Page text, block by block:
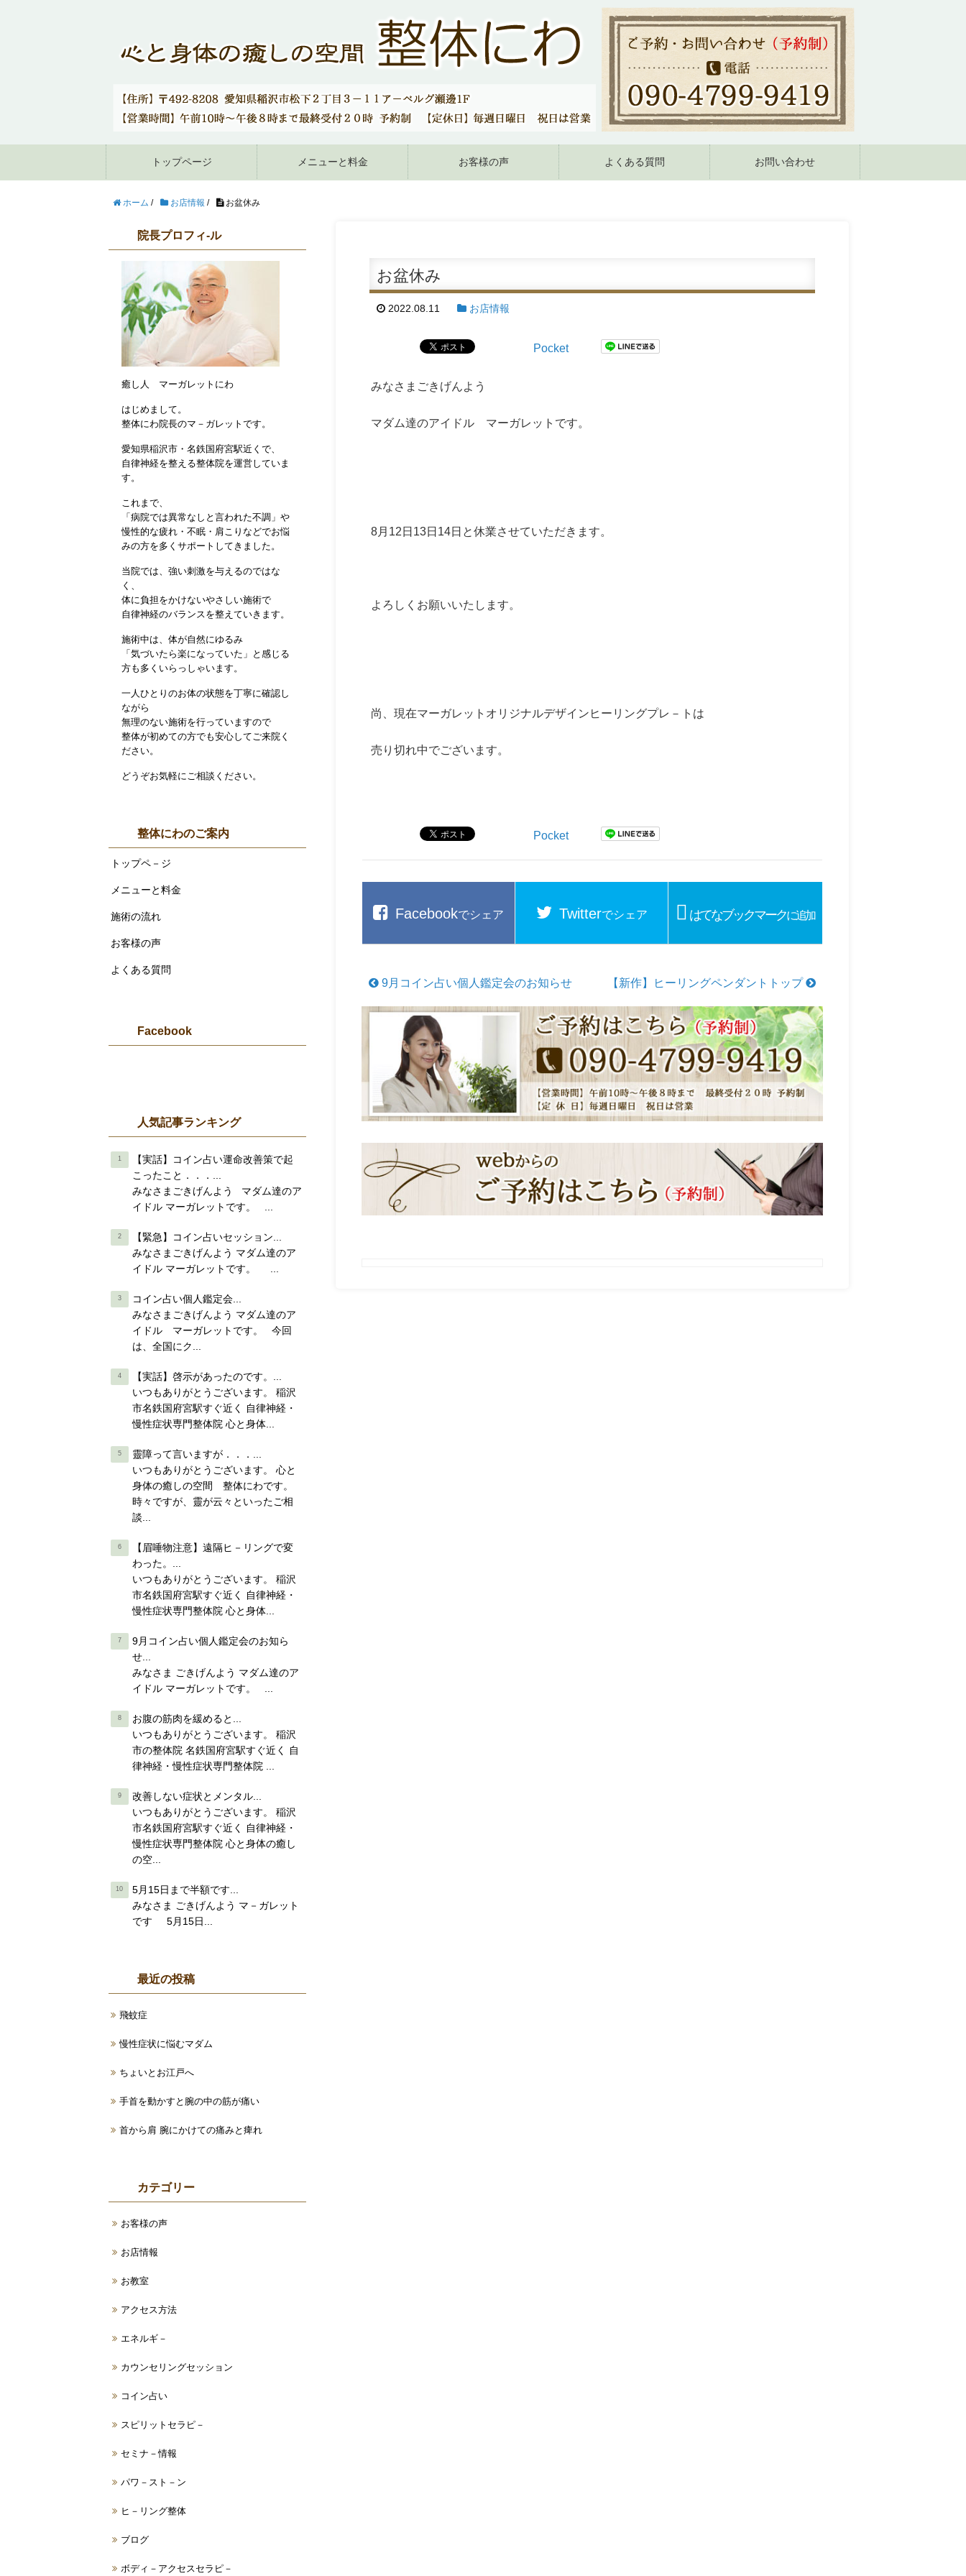
トップページ メニューと料金 お客様の声 よくある質問 お問い合わせ
ホーム / お店情報 / お盆休み
お盆休み
2022.08.11 お店情報
Pocket
みなさまごきげんよう
マダム達のアイドル マーガレットです。
8月12日13日14日と休業させていただきます。
よろしくお願いいたします。
尚、現在マーガレットオリジナルデザインヒーリングプレ－トは
売り切れ中でございます。
Pocket
Facebookでシェア Twitterでシェア はてなブックマークに追加
9月コイン占い個人鑑定会のお知らせ 【新作】ヒーリングペンダントトップ
院長プロフィ-ル
癒し人 マーガレットにわ
はじめまして。
整体にわ院長のマ－ガレットです。
愛知県稲沢市・名鉄国府宮駅近くで、
自律神経を整える整体院を運営していま
す。
これまで、
「病院では異常なしと言われた不調」や
慢性的な疲れ・不眠・肩こりなどでお悩
みの方を多くサポートしてきました。
当院では、強い刺激を与えるのではな
く、
体に負担をかけないやさしい施術で
自律神経のバランスを整えていきます。
施術中は、体が自然にゆるみ
「気づいたら楽になっていた」と感じる
方も多くいらっしゃいます。
一人ひとりのお体の状態を丁寧に確認し
ながら
無理のない施術を行っていますので
整体が初めての方でも安心してご来院く
ださい。
どうぞお気軽にご相談ください。
整体にわのご案内
トップペ－ジ
メニューと料金
施術の流れ
お客様の声
よくある質問
Facebook
人気記事ランキング
【実話】コイン占い運命改善策で起
こったこと．．．...
みなさまごきげんよう マダム達のア
イドル マーガレットです。 ...
【緊急】コイン占いセッション...
みなさまごきげんよう マダム達のア
イドル マーガレットです。 ...
コイン占い個人鑑定会...
みなさまごきげんよう マダム達のア
イドル マーガレットです。 今回
は、全国にク...
【実話】啓示があったのです。...
いつもありがとうございます。 稲沢
市名鉄国府宮駅すぐ近く 自律神経・
慢性症状専門整体院 心と身体...
靈障って言いますが．．．...
いつもありがとうございます。 心と
身体の癒しの空間 整体にわです。
時々ですが、靈が云々といったご相
談...
【眉唾物注意】遠隔ヒ－リングで変
わった。...
いつもありがとうございます。 稲沢
市名鉄国府宮駅すぐ近く 自律神経・
慢性症状専門整体院 心と身体...
9月コイン占い個人鑑定会のお知ら
せ...
みなさま ごきげんよう マダム達のア
イドル マーガレットです。 ...
お腹の筋肉を緩めると...
いつもありがとうございます。 稲沢
市の整体院 名鉄国府宮駅すぐ近く 自
律神経・慢性症状専門整体院 ...
改善しない症状とメンタル...
いつもありがとうございます。 稲沢
市名鉄国府宮駅すぐ近く 自律神経・
慢性症状専門整体院 心と身体の癒し
の空...
5月15日まで半額です...
みなさま ごきげんよう マ－ガレット
です 5月15日...
最近の投稿
飛蚊症
慢性症状に悩むマダム
ちょいとお江戸へ
手首を動かすと腕の中の筋が痛い
首から肩 腕にかけての痛みと痺れ
カテゴリー
お客様の声
お店情報
お教室
アクセス方法
エネルギ－
カウンセリングセッション
コイン占い
スピリットセラピ－
セミナ－情報
パワ－スト－ン
ヒ－リング整体
ブログ
ボディ－アクセスセラピ－